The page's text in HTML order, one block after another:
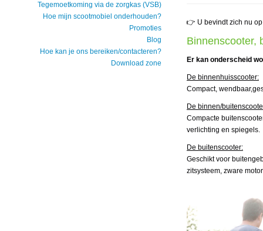
Tegemoetkoming via de zorgkas (VSB)
Hoe mijn scootmobiel onderhouden?
Promoties
Blog
Hoe kan je ons bereiken/contacteren?
Download zone
👉 U bevindt zich nu
Binnenscooter,
Er kan onderscheid
De binnenhuisscooter:
Compact,
De binnen/
Compacte
verlichting en spiegels.
De buitenscooter:
Geschikt voor
zitsysteem, zware